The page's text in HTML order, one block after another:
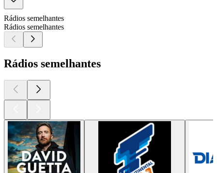
Rádios semelhantes
Rádios semelhantes
Rádios semelhantes